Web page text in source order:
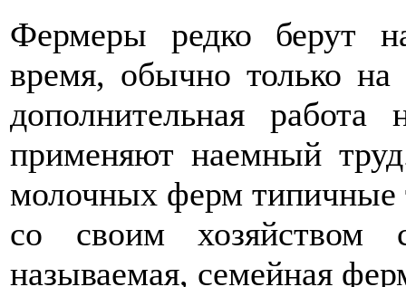
Фермеры редко берут
время, обычно только
дополнительная
применяют наемный
молочных ферм типичные
со своим хозяйством
называемая, семейная